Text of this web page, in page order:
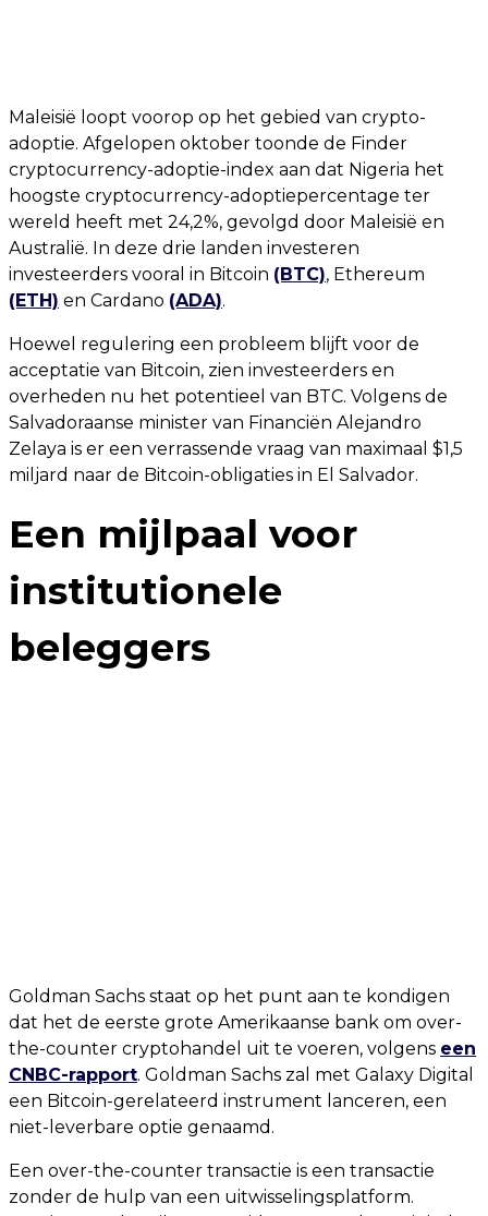
Maleisië loopt voorop op het gebied van crypto-
adoptie. Afgelopen oktober toonde de Finder
cryptocurrency-adoptie-index aan dat Nigeria het
hoogste cryptocurrency-adoptiepercentage ter
wereld heeft met 24,2%, gevolgd door Maleisië en
Australië. In deze drie landen investeren
investeerders vooral in Bitcoin (BTC), Ethereum
(ETH) en Cardano (ADA).
Hoewel regulering een probleem blijft voor de
acceptatie van Bitcoin, zien investeerders en
overheden nu het potentieel van BTC. Volgens de
Salvadoraanse minister van Financiën Alejandro
Zelaya is er een verrassende vraag van maximaal $1,5
miljard naar de Bitcoin-obligaties in El Salvador.
Een mijlpaal voor
institutionele
beleggers
Goldman Sachs staat op het punt aan te kondigen
dat het de eerste grote Amerikaanse bank om over-
the-counter cryptohandel uit te voeren, volgens een
CNBC-rapport. Goldman Sachs zal met Galaxy Digital
een Bitcoin-gerelateerd instrument lanceren, een
niet-leverbare optie genaamd.
Een over-the-counter transactie is een transactie
zonder de hulp van een uitwisselingsplatform.